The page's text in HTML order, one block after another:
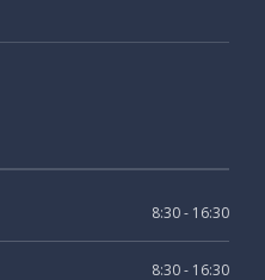
8:30 - 16:30
8:30 - 16:30